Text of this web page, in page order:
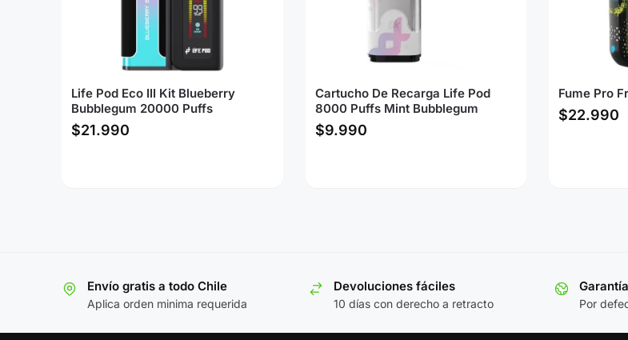
Life Pod Eco III Kit Blueberry
Bubblegum 20000 Puffs
$21.990
Cartucho De Recarga Life Pod
8000 Puffs Mint Bubblegum
$9.990
Fume Pro
$22.990
Envío gratis a todo Chile
Aplica orden minima requerida
Devoluciones fáciles
10 días con derecho a retracto Por